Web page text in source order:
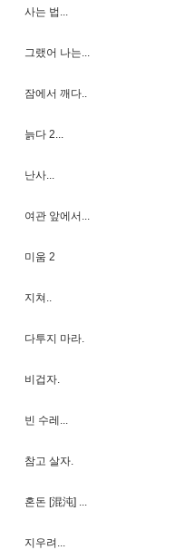
사는 법 ...
그랬어 나는...
잠에 서 깨 다..
늙다 2...
난사...
여 관 앞에 서 ...
미 움 2
지 쳐 ..
다투지 마라.
비 겁자.
빈 수레 ...
참고 살자.
혼돈 [混沌] ...
지 우려 ...